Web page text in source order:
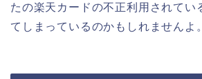
たの楽天カードの不正利用されてい
てしまっているのかもしれませんよ。